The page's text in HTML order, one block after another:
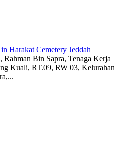
Harakat Cemetery Jeddah
Rahman Bin Sapra, Tenaga Kerja
Kuali, RT.09, RW 03, Kelurahan